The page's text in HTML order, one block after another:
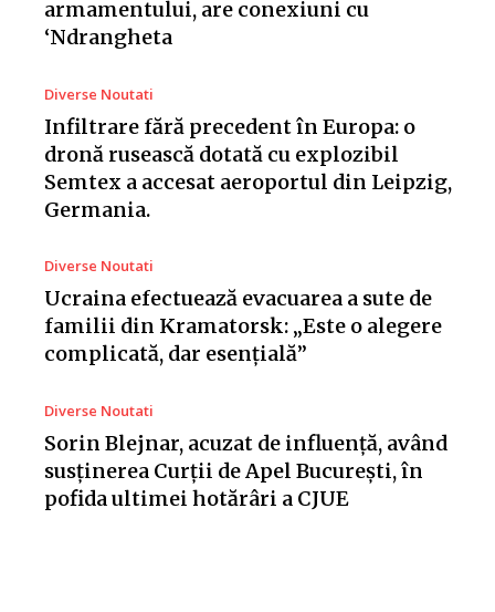
armamentului, are conexiuni cu
‘Ndrangheta
Diverse Noutati
Infiltrare fără precedent în Europa: o
dronă rusească dotată cu explozibil
Semtex a accesat aeroportul din Leipzig,
Germania.
Diverse Noutati
Ucraina efectuează evacuarea a sute de
familii din Kramatorsk: „Este o alegere
complicată, dar esențială”
Diverse Noutati
Sorin Blejnar, acuzat de influență, având
susținerea Curții de Apel București, în
pofida ultimei hotărâri a CJUE